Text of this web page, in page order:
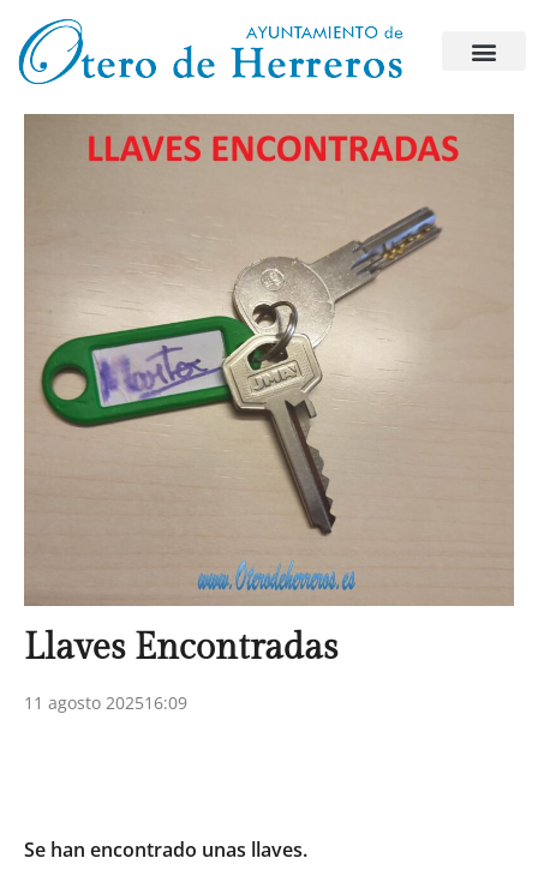
Llaves Encontradas
11 agosto 202516:09
Se han encontrado unas llaves.